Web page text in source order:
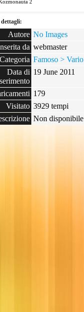
Autore No Images
da webmaster
Categoria Famoso > Vario
Data di 19 June 2011
179
Visitato 3929 tempi
Non disponibile